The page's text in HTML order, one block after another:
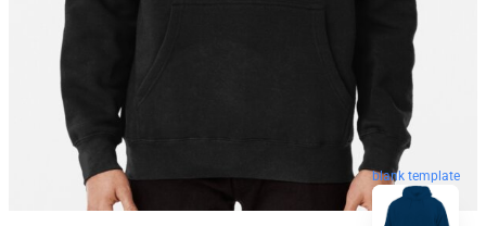
blank template